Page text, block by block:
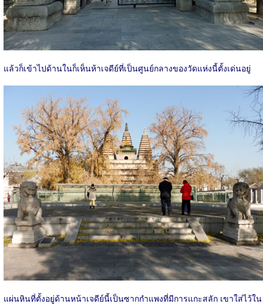
แล้วก็เข้าไปด้านในก็เห็นห้าเจดีย์ที่เป็นศูนย์กลางของวัดแห่งนี้ตั้งเด่นอยู่
แผ่นหินที่ตั้งอยู่ด้านหน้าเจดีย์นี้เป็นซากกำแพงที่มีการแกะสลัก เขาใส่ไว้ใน